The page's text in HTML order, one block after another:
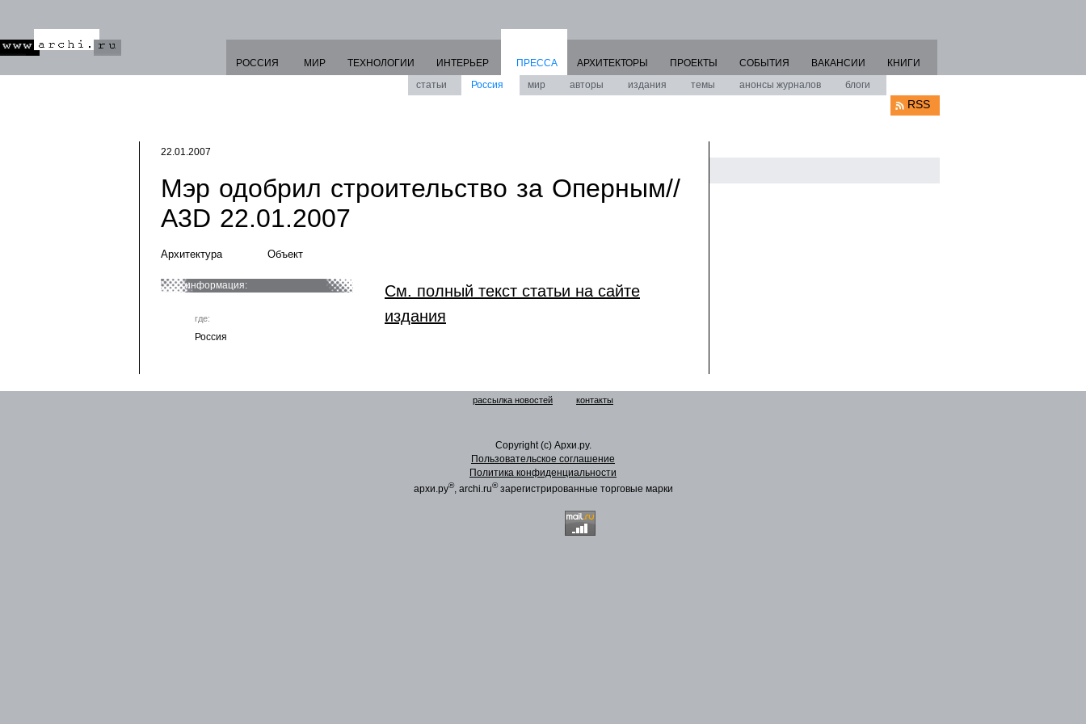
РОССИЯ МИР ТЕХНОЛОГИИ ИНТЕРЬЕР
ПРЕССА
статьи
Россия мир авторы издания темы анонсы журналов блоги
АРХИТЕКТОРЫ ПРОЕКТЫ СОБЫТИЯ ВАКАНСИИ КНИГИ
RSS
22.01.2007
Мэр одобрил строительство за Оперным//
А3D 22.01.2007
Архитектура Объект
информация:
где:
Россия
См. полный текст статьи на сайте
издания
рассылка новостей контакты
Copyright (c) Архи.ру.
Пользовательское соглашение
Политика конфиденциальности
архи.ру®, archi.ru®зарегистрированные торговые марки